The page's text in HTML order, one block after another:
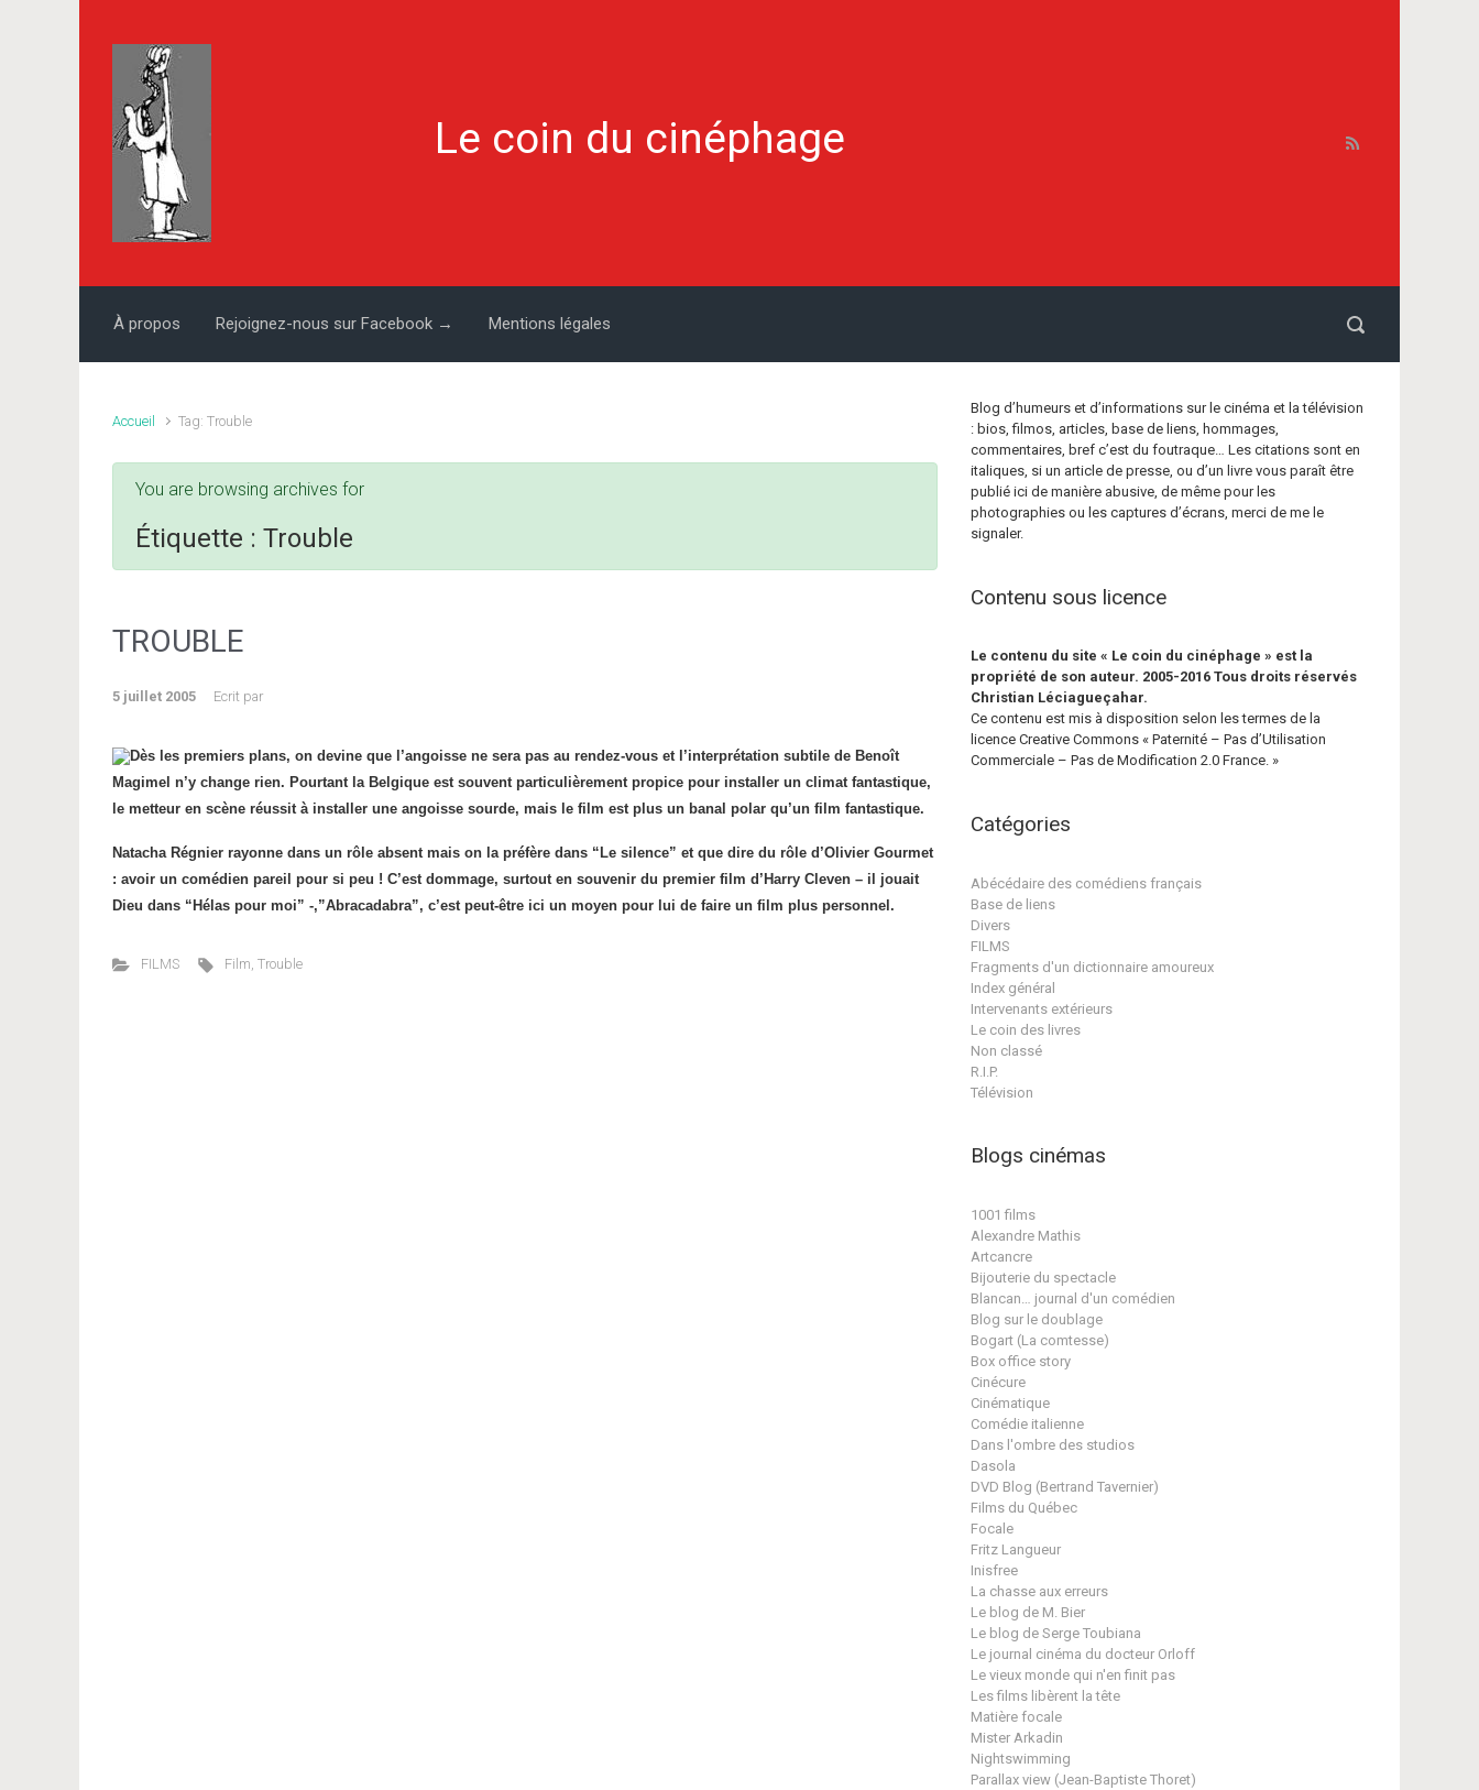
Le coin du cinéphage
À propos Rejoignez-nous sur Facebook → Mentions légales
Accueil Tag: Trouble
You are browsing archives for
Étiquette : Trouble
TROUBLE
5 juillet 2005 Ecrit par
Dès les premiers plans, on devine que l’angoisse ne sera pas au rendez-vous et l’interprétation subtile de Benoît
Magimel n’y change rien. Pourtant la Belgique est souvent particulièrement propice pour installer un climat fantastique,
le metteur en scène réussit à installer une angoisse sourde, mais le film est plus un banal polar qu’un film fantastique.
Natacha Régnier rayonne dans un rôle absent mais on la préfère dans “Le silence” et que dire du rôle d’Olivier Gourmet
: avoir un comédien pareil pour si peu ! C’est dommage, surtout en souvenir du premier film d’Harry Cleven – il jouait
Dieu dans “Hélas pour moi” -,”Abracadabra”, c’est peut-être ici un moyen pour lui de faire un film plus personnel.
FILMS Film,Trouble
Blog d’humeurs et d’informations sur le cinéma et la télévision
: bios, filmos, articles, base de liens, hommages,
commentaires, bref c’est du foutraque… Les citations sont en
italiques, si un article de presse, ou d’un livre vous paraît être
publié ici de manière abusive, de même pour les
photographies ou les captures d’écrans, merci de me le
signaler.
Contenu sous licence
Le contenu du site « Le coin du cinéphage » est la
propriété de son auteur. 2005-2016 Tous droits réservés
Christian Léciagueçahar.
Ce contenu est mis à disposition selon les termes de la
licence Creative Commons « Paternité – Pas d’Utilisation
Commerciale – Pas de Modification 2.0 France. »
Catégories
Abécédaire des comédiens français
Base de liens
Divers
FILMS
Fragments d'un dictionnaire amoureux
Index général
Intervenants extérieurs
Le coin des livres
Non classé
R.I.P.
Télévision
Blogs cinémas
1001 films
Alexandre Mathis
Artcancre
Bijouterie du spectacle
Blancan… journal d'un comédien
Blog sur le doublage
Bogart (La comtesse)
Box office story
Cinécure
Cinématique
Comédie italienne
Dans l'ombre des studios
Dasola
DVD Blog (Bertrand Tavernier)
Films du Québec
Focale
Fritz Langueur
Inisfree
La chasse aux erreurs
Le blog de M. Bier
Le blog de Serge Toubiana
Le journal cinéma du docteur Orloff
Le vieux monde qui n'en finit pas
Les films libèrent la tête
Matière focale
Mister Arkadin
Nightswimming
Parallax view (Jean-Baptiste Thoret)